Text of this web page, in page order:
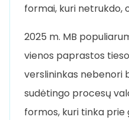
formai, kuri netrukdo,
2025 m. MB
vienos paprastos
verslininkas nebenori
sudėtingo procesų
formos, kuri tinka